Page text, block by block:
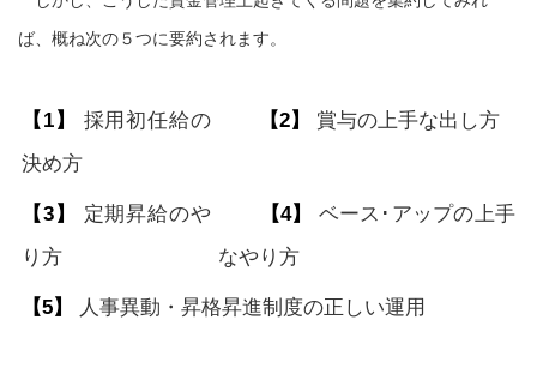
ば、概ね次の５つに要約されます。
【1】
採用初任給の
決め方
【2】 賞与の上手な出し方
【3】
定期昇給のや
り方
【4】 ベース･アップの上手
なやり方
【5】 人事異動・昇格昇進制度の正しい運用